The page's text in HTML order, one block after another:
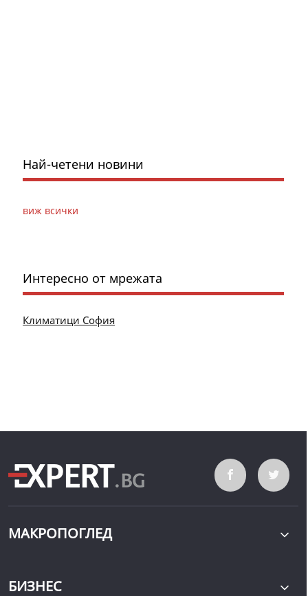
Най-четени новини
виж всички
Интересно от мрежата
Климатици София
МАКРОПОГЛЕД
БИЗНЕС